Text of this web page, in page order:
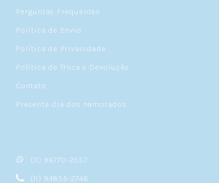
Perguntas Frequentes
Política de Envio
Política de Privacidade
Política de Troca e Devolução
Contato
Presente dia dos namorados
(11) 96770-2557
(11) 94855-2746